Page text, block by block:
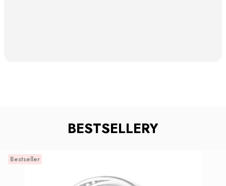
BESTSELLERY
Bestseller